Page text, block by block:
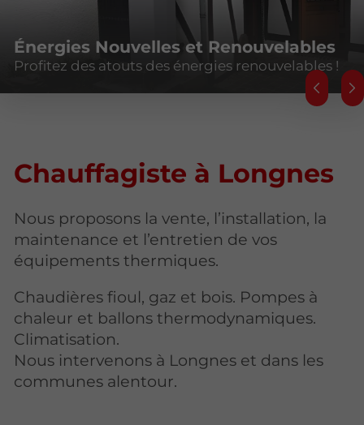
Énergies Nouvelles et Renouvelables
Profitez des atouts des énergies renouvelables !
Chauffagiste à Longnes
Nous proposons la vente, l’installation, la
maintenance et l’entretien de vos
équipements thermiques.
Chaudières fioul, gaz et bois. Pompes à
chaleur et ballons thermodynamiques.
Climatisation.
Nous intervenons à Longnes et dans les
communes alentour.